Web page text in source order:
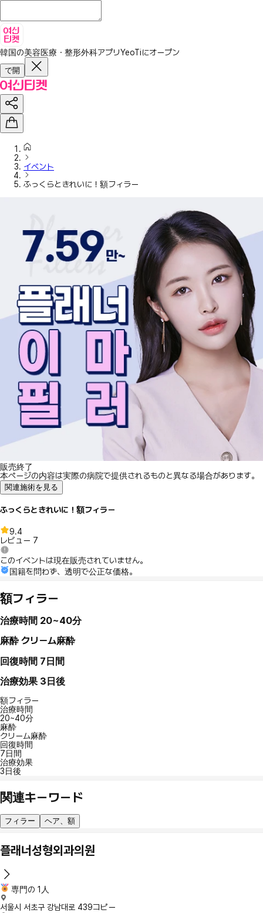
韓国の美容医療・整形外科アプリYeoTiにオープン
で開
イベント
ふっくらときれいに！額フィラー
販売終了
本ページの内容は実際の病院で提供されるものと異なる場合があります。
関連施術を見る
ふっくらときれいに！額フィラー
9.4
レビュー 7
このイベントは現在販売されていません。
国籍を問わず、透明で公正な価格。
額フィラー
治療時間 20~40分
麻酔 クリーム麻酔
回復時間 7日間
治療効果 3日後
額フィラー
治療時間
20~40分
麻酔
クリーム麻酔
回復時間
7日間
治療効果
3日後
関連キーワード
フィラー ヘア、額
플래너성형외과의원
専門の 1人
서울시 서초구 강남대로 439コピー